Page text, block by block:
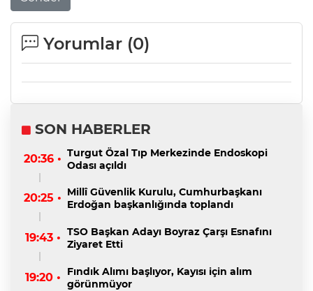
Yorumlar (0)
SON HABERLER
20:36 • Turgut Özal Tıp Merkezinde Endoskopi
Odası açıldı
20:25 • Millî Güvenlik Kurulu, Cumhurbaşkanı
Erdoğan başkanlığında toplandı
19:43 • TSO Başkan Adayı Boyraz Çarşı Esnafını
Ziyaret Etti
19:20 •
Fındık Alımı başlıyor, Kayısı için alım
görünmüyor